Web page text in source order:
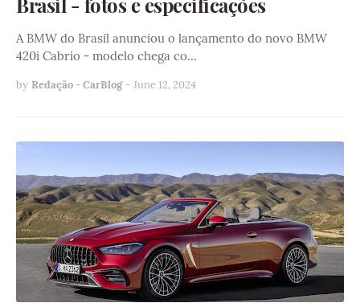
A BMW do Brasil anunciou o lançamento do novo BMW
420i Cabrio - modelo chega co…
by Redação - CarBlog - June 12, 2024